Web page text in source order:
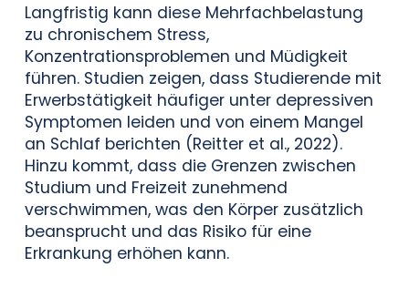
Langfristig kann diese Mehrfachbelastung
zu chronischem Stress,
Konzentrationsproblemen und Müdigkeit
führen. Studien zeigen, dass Studierende mit
Erwerbstätigkeit häufiger unter depressiven
Symptomen leiden und von einem Mangel
an Schlaf berichten (Reitter et al., 2022).
Hinzu kommt, dass die Grenzen zwischen
Studium und Freizeit zunehmend
verschwimmen, was den Körper zusätzlich
beansprucht und das Risiko für eine
Erkrankung erhöhen kann.